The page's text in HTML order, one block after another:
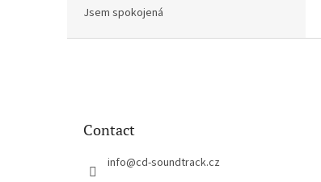
Jsem spokojená
Contact
info@cd-soundtrack.cz